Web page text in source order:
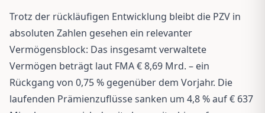
Trotz der rückläufigen Entwicklung bleibt die PZV in
absoluten Zahlen gesehen ein relevanter
Vermögensblock: Das insgesamt verwaltete
Vermögen beträgt laut FMA € 8,69 Mrd. – ein
Rückgang von 0,75 % gegenüber dem Vorjahr. Die
laufenden Prämienzuflüsse sanken um 4,8 % auf € 637